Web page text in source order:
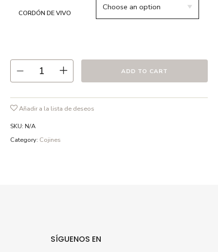
Tª máxima de 38Cº y sugerimos no secar completamente el
tejido para evitar arrugas. Planchar por el reverso y no usar
CORDÓN DE VIVO
ADD TO CART
Añadir a la lista de deseos
SKU:N/A
Category: Cojines
SÍGUENOS EN